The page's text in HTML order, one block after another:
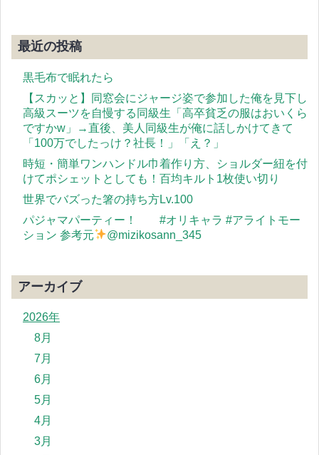
最近の投稿
黒毛布で眠れたら
【スカッと】同窓会にジャージ姿で参加した俺を見下し
高級スーツを自慢する同級生「高卒貧乏の服はおいくら
ですかw」→直後、美人同級生が俺に話しかけてきて
「100万でしたっけ？社長！」「え？」
時短・簡単ワンハンドル巾着作り方、ショルダー紐を付
けてポシェットとしても！百均キルト1枚使い切り
世界でバズった箸の持ち方Lv.100
パジャマパーティー！ #オリキャラ #アライトモー
ション 参考元
@mizikosann_345
アーカイブ
2026年
8月
7月
6月
5月
4月
3月